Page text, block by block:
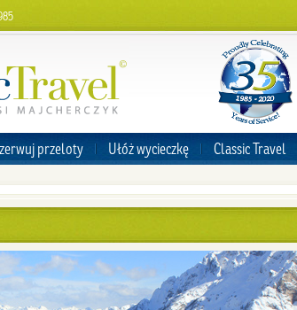
przeloty Ułóż wycieczkę Classic Travel